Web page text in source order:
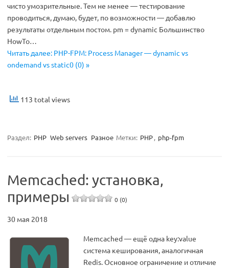
чисто умозрительные. Тем не менее — тестирование
проводиться, думаю, будет, по возможности — добавлю
результаты отдельным постом. pm = dynamic Большинство
HowTo…
Читать далее: PHP-FPM: Process Manager — dynamic vs
ondemand vs static0 (0) »
113 total views
Раздел: PHP Web servers Разное Метки: PHP, php-fpm
Memcached: установка,
примеры
0 (0)
30 мая 2018
Memcached — ещё одна key:value
система кеширования, аналогичная
Redis. Основное ограничение и отличие